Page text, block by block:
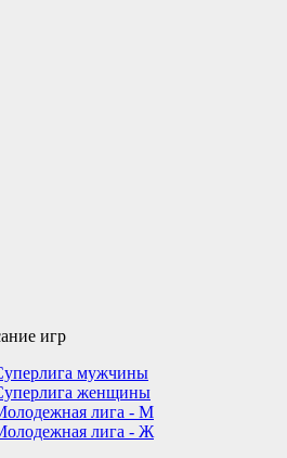
игр
мужчины
женщины
лига - М
лига - Ж